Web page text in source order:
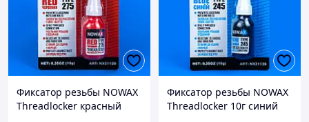
Фиксатор резьбы NOWAX
Threadlocker красный
Фиксатор резьбы NOWAX
Threadlocker 10г синий